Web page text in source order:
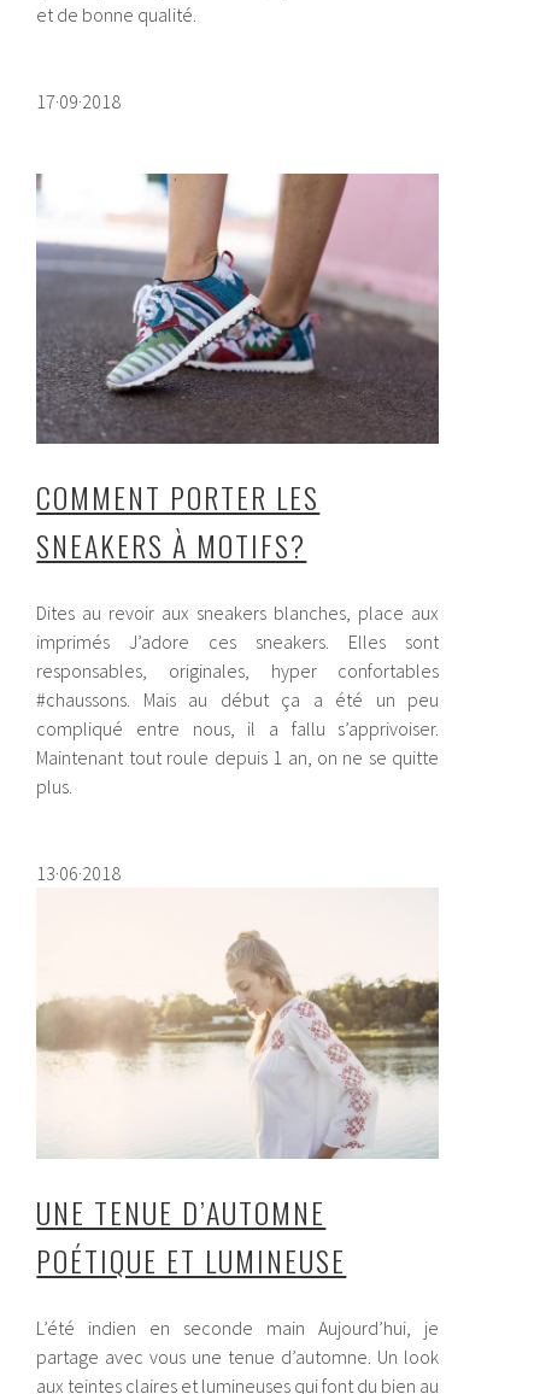
et de bonne qualité.
17·09·2018
COMMENT PORTER LES
SNEAKERS À MOTIFS?
Dites au revoir aux sneakers blanches, place aux
imprimés J’adore ces sneakers. Elles sont
responsables, originales, hyper confortables
#chaussons. Mais au début ça a été un peu
compliqué entre nous, il a fallu s’apprivoiser.
Maintenant tout roule depuis 1 an, on ne se quitte
plus.
13·06·2018
UNE TENUE D’AUTOMNE
POÉTIQUE ET LUMINEUSE
L’été indien en seconde main Aujourd’hui, je
partage avec vous une tenue d’automne. Un look
aux teintes claires et lumineuses qui font du bien au